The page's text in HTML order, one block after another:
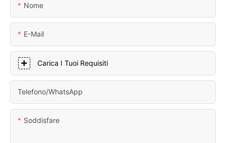
Nome
E-Mail
Carica I Tuoi Requisiti
Telefono/WhatsApp
Soddisfare